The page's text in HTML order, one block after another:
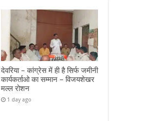
देवरिया – कांग्रेस में ही है सिर्फ जमीनी
कार्यकर्ताओ का सम्मान – विजयशेखर
मल्ल रोशन
1 day ago